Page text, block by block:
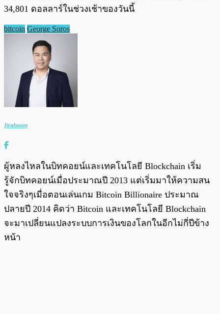
34,801 ดอลลาร์ในช่วงเช้าของวันนี้
bitcoin George Soros
Jiraboon
ผู้หลงไหลในบิทคอยน์และเทคโนโลยี Blockchain เริ่ม
รู้จักบิทคอยน์เมื่อประมาณปี 2013 แต่เริ่มมาให้ความสน
ใจจริงๆเมื่อตอนเล่นเกม Bitcoin Billionaire ประมาณ
ปลายปี 2014 คิดว่า Bitcoin และเทคโนโลยี Blockchain
จะมาเปลี่ยนแปลงระบบการเงินของโลกในอีกไม่กี่ปีข้าง
หน้า